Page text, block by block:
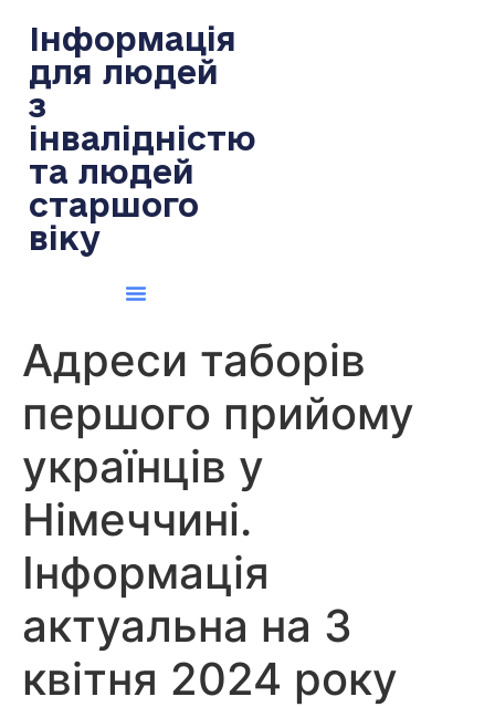
Інформація
для людей
з
інвалідністю
та людей
старшого
віку
Адреси таборів
першого прийому
українців у
Німеччині.
Інформація
актуальна на 3
квітня 2024 року